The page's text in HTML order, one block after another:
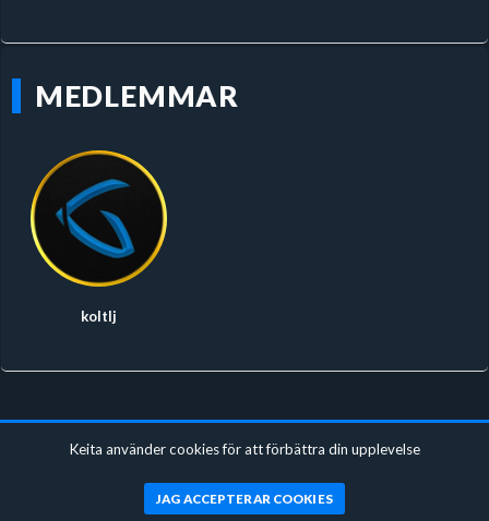
MEDLEMMAR
koltlj
Keita använder cookies för att förbättra din upplevelse
JAG ACCEPTERAR COOKIES